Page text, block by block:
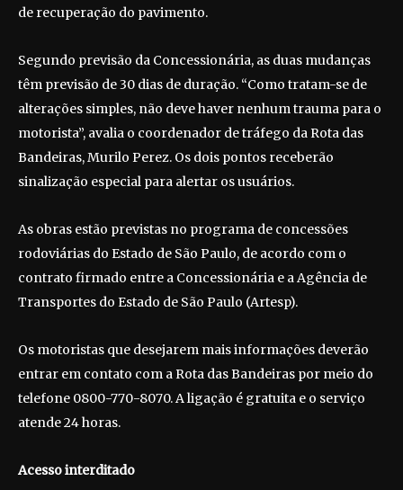
de recuperação do pavimento.
Segundo previsão da Concessionária, as duas mudanças
têm previsão de 30 dias de duração. “Como tratam-se de
alterações simples, não deve haver nenhum trauma para o
motorista”, avalia o coordenador de tráfego da Rota das
Bandeiras, Murilo Perez. Os dois pontos receberão
sinalização especial para alertar os usuários.
As obras estão previstas no programa de concessões
rodoviárias do Estado de São Paulo, de acordo com o
contrato firmado entre a Concessionária e a Agência de
Transportes do Estado de São Paulo (Artesp).
Os motoristas que desejarem mais informações deverão
entrar em contato com a Rota das Bandeiras por meio do
telefone 0800-770-8070. A ligação é gratuita e o serviço
atende 24 horas.
Acesso interditado